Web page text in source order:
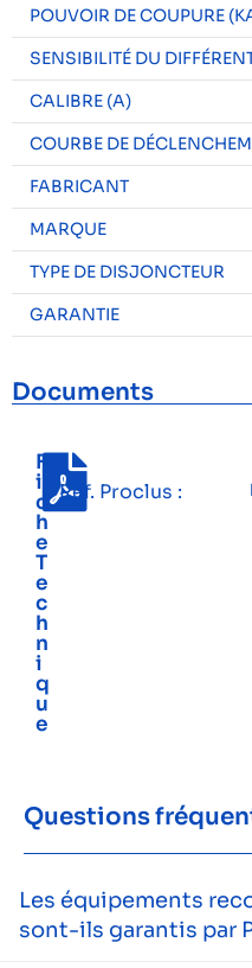
POUVOIR DE COUPURE
SENSIBILITÉ DU
CALIBRE (A)
COURBE DE
FABRICANT
MARQUE
TYPE DE DISJONCTEUR
GARANTIE
Documents
F
i
c
h
e
T
e
c
h
n
i
q
u
e
Réf. Proclus :
Questions
Les équipements
sont-ils garantis par